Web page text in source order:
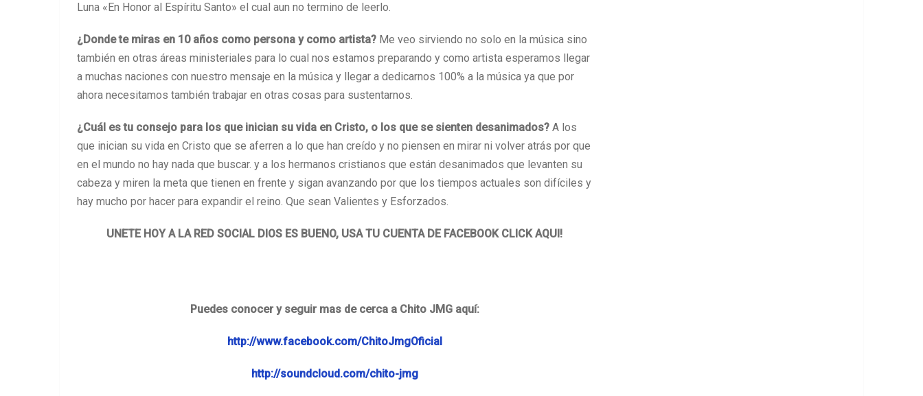
Luna «En Honor al Espíritu Santo» el cual aun no termino de leerlo.
¿Donde te miras en 10 años como persona y como artista? Me veo sirviendo no solo en la música sino
también en otras áreas ministeriales para lo cual nos estamos preparando y como artista esperamos llegar
a muchas naciones con nuestro mensaje en la música y llegar a dedicarnos 100% a la música ya que por
ahora necesitamos también trabajar en otras cosas para sustentarnos.
¿Cuál es tu consejo para los que inician su vida en Cristo, o los que se sienten desanimados? A los
que inician su vida en Cristo que se aferren a lo que han creído y no piensen en mirar ni volver atrás por que
en el mundo no hay nada que buscar. y a los hermanos cristianos que están desanimados que levanten su
cabeza y miren la meta que tienen en frente y sigan avanzando por que los tiempos actuales son difíciles y
hay mucho por hacer para expandir el reino. Que sean Valientes y Esforzados.
UNETE HOY A LA RED SOCIAL DIOS ES BUENO, USA TU CUENTA DE FACEBOOK CLICK AQUI!
Puedes conocer y seguir mas de cerca a Chito JMG aquí:
http://www.facebook.com/ChitoJmgOficial
http://soundcloud.com/chito-jmg